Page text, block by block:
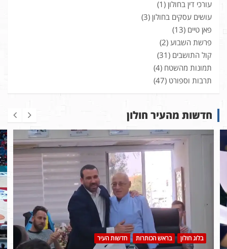
עורכי דין בחולון (1)
עושים עסקים בחולון (3)
פאן טיים (13)
פרשת השבוע (2)
קול התושבים (31)
תמונות מהשטח (4)
תרבות וספורט (47)
חדשות מהעיר חולון
בלוג חולון בראש הכותרות חדשות העיר